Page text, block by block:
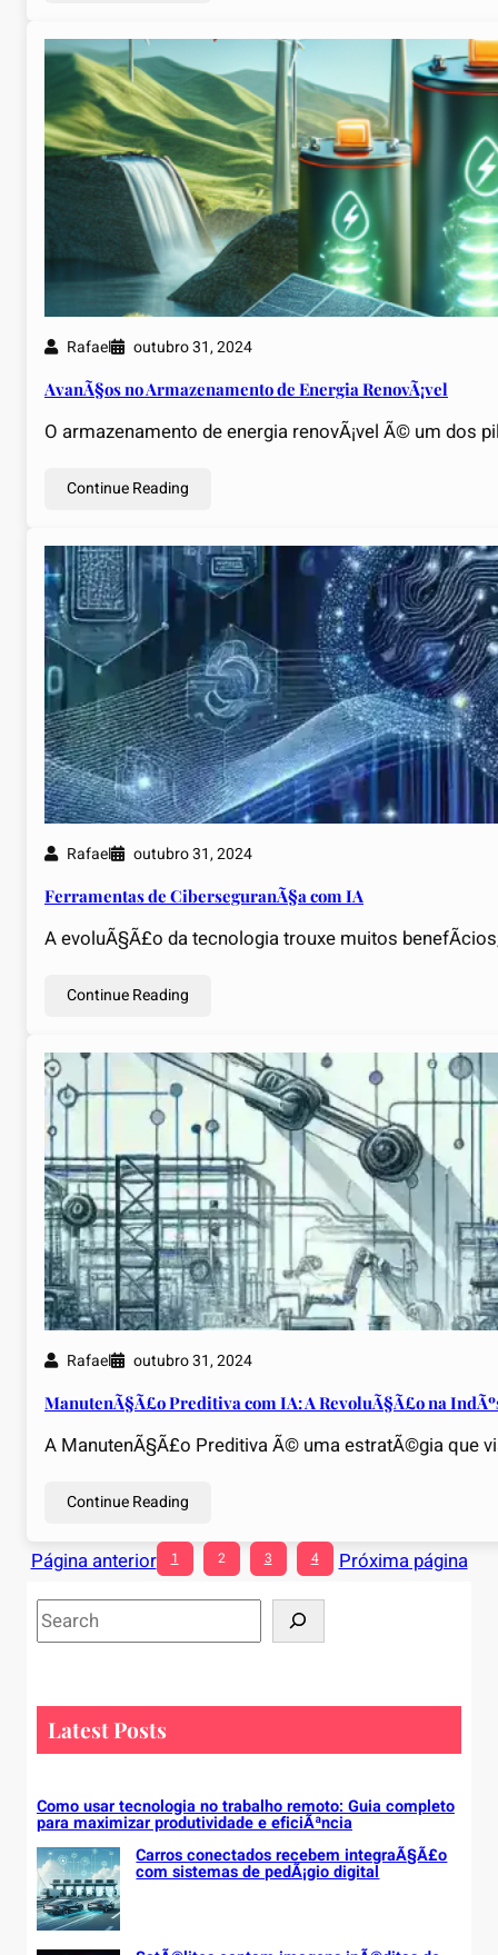
Rafael outubro 31, 2024
AvanÃ§os no Armazenamento de Energia RenovÃ¡vel
O armazenamento de energia renovÃ¡vel Ã© um
Continue Reading
Rafael outubro 31, 2024
Ferramentas de CiberseguranÃ§a com IA
A evoluÃ§Ã£o da tecnologia trouxe muitos
Continue Reading
Rafael outubro 31, 2024
ManutenÃ§Ã£o Preditiva com IA: A RevoluÃ§Ã£o na
A ManutenÃ§Ã£o Preditiva Ã© uma estratÃ©gia que
Continue Reading
Página anterior 1 2 3 4
Próxima página
S
e
r
h
Latest Posts
Como usar tecnologia no trabalho remoto: Guia completo
para maximizar produtividade e eficiÃªncia
Carros conectados recebem integraÃ§Ã£o
com sistemas de pedÃ¡gio digital